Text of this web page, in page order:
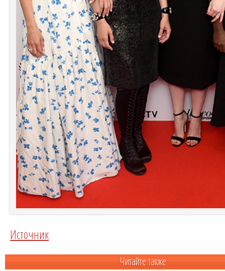
Источник
Читайте также